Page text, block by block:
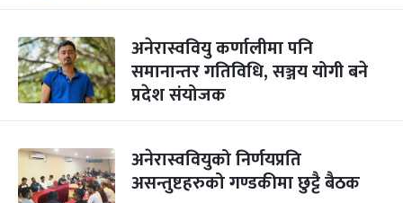
अनेरास्ववियु कर्णालीमा पनि
समानान्तर गतिविधि, सञ्जय योगी बने
प्रदेश संयोजक
अनेरास्ववियुको निर्णयप्रति
असन्तुष्टहरुको गण्डकीमा छुट्टै बैठक